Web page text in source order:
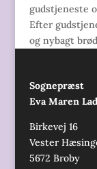
gudstjeneste
Efter
og nybagt
Sognepræst
Eva Maren
Birkevej 16
Vester
5672 Broby